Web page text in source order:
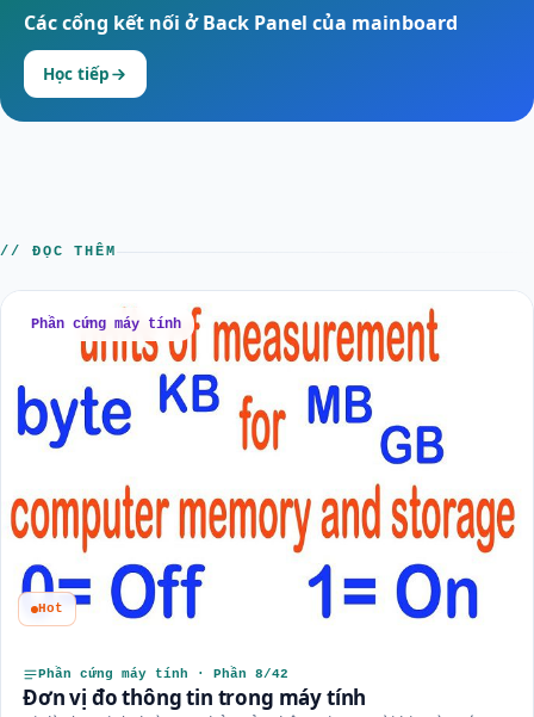
Các cổng kết nối ở Back Panel của mainboard
Học tiếp
// ĐỌC THÊM
Phần cứng máy tính
Hot
Phần cứng máy tính · Phần 8/42
Đơn vị đo thông tin trong máy tính